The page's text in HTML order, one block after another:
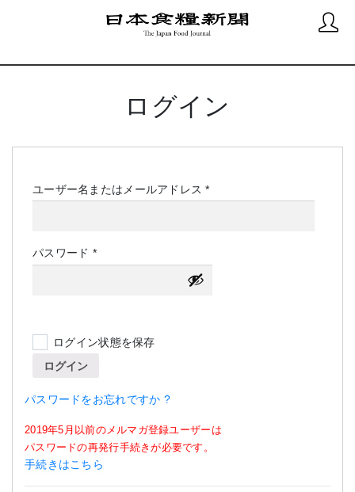
ログイン
ユーザー名またはメールアドレス*必
パスワード *必
須
ログイン状態を保存
ログイン
パスワードをお忘れですか ?
2019年5月以前のメルマガ登録ユーザーは
パスワードの再発行手続きが必要です。
手続きはこちら